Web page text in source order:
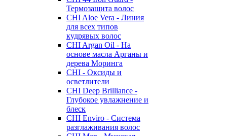
Термозащита волос
CHI Aloe Vera - Линия
для всех типов
кудрявых волос
CHI Argan Oil - На
основе масла Арганы и
дерева Моринга
CHI - Оксиды и
осветлители
CHI Deep Brilliance -
Глубокое увлажнение и
блеск
CHI Enviro - Система
разглаживания волос